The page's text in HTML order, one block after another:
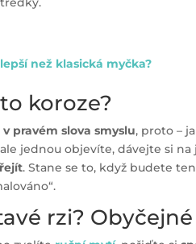
než klasická myčka?
koroze?
pravém slova smyslu, proto –
jednou objevíte, dávejte si
. Stane se to, když budete
rzi?